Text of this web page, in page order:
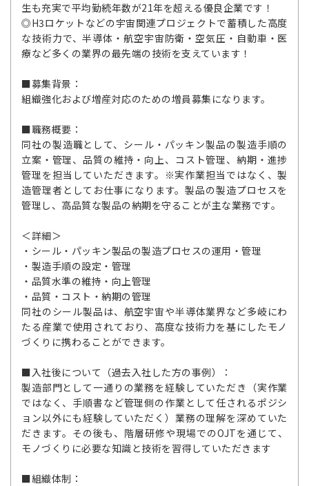
生も充実で平均勤続年数が21年を超える優良企業です！
◎H3ロケットなどの宇宙関連プロジェクトで蓄積した高度
な技術力で、半導体・航空宇宙防衛・空気圧・自動車・医
療など多くの業界の最先端の技術を支えています！
■募集背景：
組織強化および増産対応のための増員募集になります。
■職務概要：
同社の製造職として、シール・パッキン製品の製造手順の
立案・管理、品質の維持・向上、コスト管理、納期・進捗
管理を担当していただきます。※実作業担当ではなく、製
造管理者としてお仕事になります。製品の製造プロセスを
管理し、高品質な製品の納期を守ることが主な業務です。
＜詳細＞
・シール・パッキン製品の製造プロセスの運用・管理
・製造手順の設定・管理
・品質水準の維持・向上管理
・品質・コスト・納期の管理
同社のシール製品は、航空宇宙や半導体業界など多岐にわ
たる産業で使用されており、高度な技術力を基にしたモノ
づくりに携わることができます。
■入社後について（過去入社した方の事例）：
製造部門として一通りの業務を経験していただき（実作業
ではなく、手順書など管理側の作業として任されるポジシ
ョン以外にも経験していただく）業務の理解を深めていた
だきます。その後も、階層研修や現場でのOJTを通じて、
モノづくりに必要な知識と技術を習得していただきます
■組織体制：